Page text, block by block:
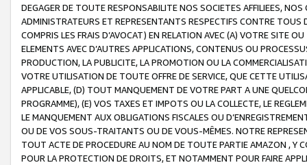
DEGAGER DE TOUTE RESPONSABILITE NOS SOCIETES AFFILIEES,
ADMINISTRATEURS ET REPRESENTANTS RESPECTIFS CONTRE
COMPRIS LES FRAIS D’AVOCAT) EN RELATION AVEC (A) VOTRE SITE
ELEMENTS AVEC D’AUTRES APPLICATIONS, CONTENUS OU
PRODUCTION, LA PUBLICITE, LA PROMOTION OU LA
VOTRE UTILISATION DE TOUTE OFFRE DE SERVICE, QUE CETTE
APPLICABLE, (D) TOUT MANQUEMENT DE VOTRE PART A UNE
PROGRAMME), (E) VOS TAXES ET IMPOTS OU LA COLLECTE, LE
LE MANQUEMENT AUX OBLIGATIONS FISCALES OU
OU DE VOS SOUS-TRAITANTS OU DE VOUS-MÊMES. NOTRE
TOUT ACTE DE PROCEDURE AU NOM DE TOUTE PARTIE AMAZON , Y
POUR LA PROTECTION DE DROITS, ET NOTAMMENT POUR FAIRE